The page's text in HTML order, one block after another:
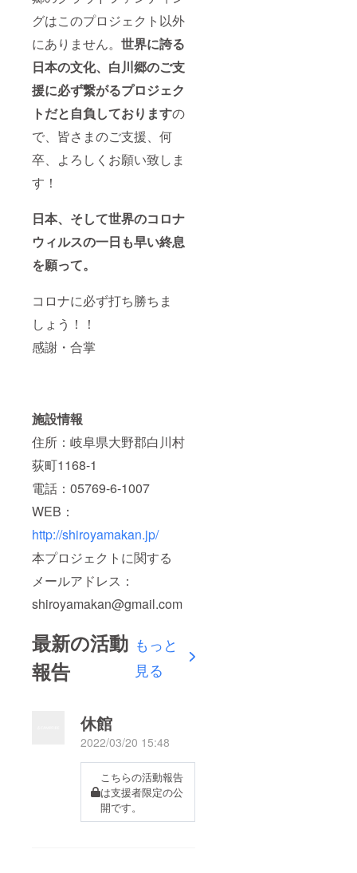
グはこのプロジェクト以外
にありません。 世界に誇る
日本の文化、白川郷のご支
援に必ず繋がるプロジェク
トだと自負しておりますの
で、皆さまのご支援、何
卒、よろしくお願い致しま
す！
日本、そして世界のコロナ
ウィルスの一日も早い終息
を願って。
コロナに必ず打ち勝ちま
しょう！！
感謝・合掌
施設情報
住所：岐阜県大野郡白川村
荻町1168-1
電話：05769-6-1007
WEB：
http://shiroyamakan.jp/
本プロジェクトに関する
メールアドレス：
shiroyamakan@gmail.com
最新の活動
報告
もっと
見る
休館
2022/03/20 15:48
こちらの活動報告
は支援者限定の公
開です。